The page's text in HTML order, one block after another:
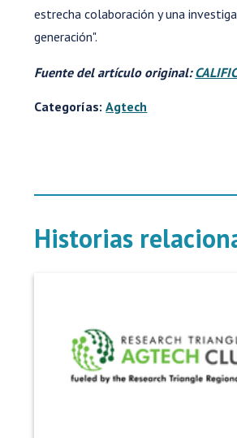
estrecha colaboración y una
generación".
Fuente del artículo original:
Categorías: Agtech
Historias